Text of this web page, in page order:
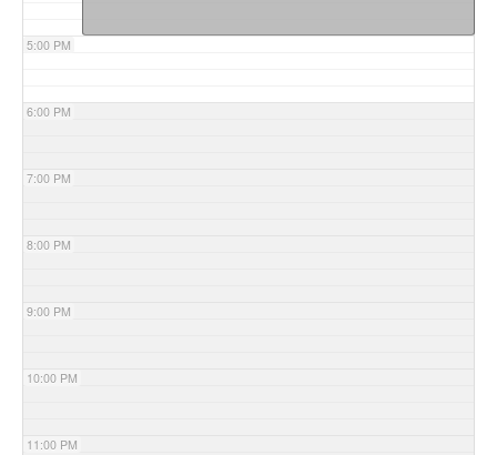
5:00 PM
6:00 PM
7:00 PM
8:00 PM
9:00 PM
10:00 PM
11:00 PM